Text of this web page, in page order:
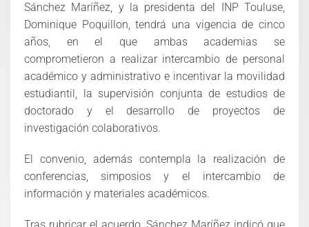
Sánchez Maríñez, y la presidenta del INP Touluse,
Dominique Poquillon, tendrá una vigencia de cinco
años, en el que ambas academias se
comprometieron a realizar intercambio de personal
académico y administrativo e incentivar la movilidad
estudiantil, la supervisión conjunta de estudios de
doctorado y el desarrollo de proyectos de
investigación colaborativos.
El convenio, además contempla la realización de
conferencias, simposios y el intercambio de
información y materiales académicos.